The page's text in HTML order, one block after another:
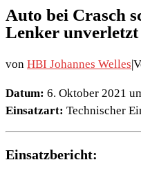
Auto bei Crasch
Lenker unverletzt
von HBI Johannes Welles|
Datum: 6. Oktober 2021
Einsatzart: Technischer
Einsatzbericht: